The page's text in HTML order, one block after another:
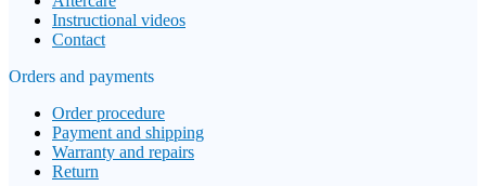
Instructional videos
Contact
Orders and payments
Order procedure
Payment and shipping
Warranty and repairs
Return